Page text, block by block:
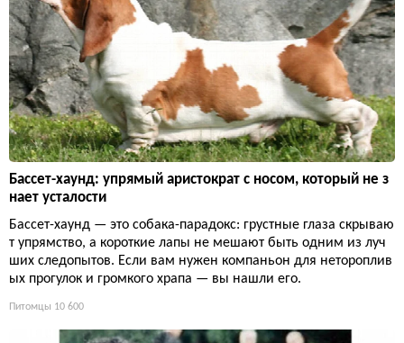
Бассет-хаунд: упрямый аристократ с носом, который не з
нает усталости
Бассет-хаунд — это собака-парадокс: грустные глаза скрываю
т упрямство, а короткие лапы не мешают быть одним из луч
ших следопытов. Если вам нужен компаньон для нетороплив
ых прогулок и громкого храпа — вы нашли его.
Питомцы 10 600